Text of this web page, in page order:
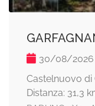
30/08/2026
Castelnuovo di
Distanza: 31,3